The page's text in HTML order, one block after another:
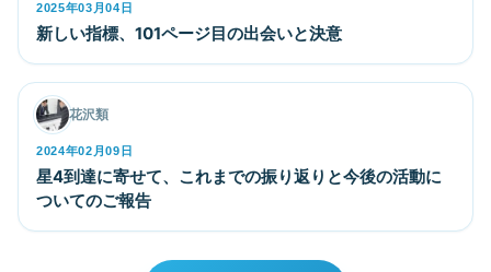
2025年03月04日
新しい指標、101ページ目の出会いと決意
花沢類
2024年02月09日
星4到達に寄せて、これまでの振り返りと今後の活動に
ついてのご報告